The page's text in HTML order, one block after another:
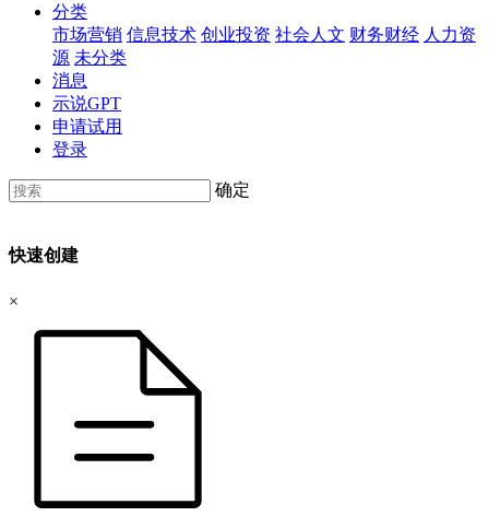
分类
市场营销 信息技术 创业投资 社会人文 财务财经 人力资
源 未分类
消息
示说GPT
申请试用
登录
确定
快速创建
×